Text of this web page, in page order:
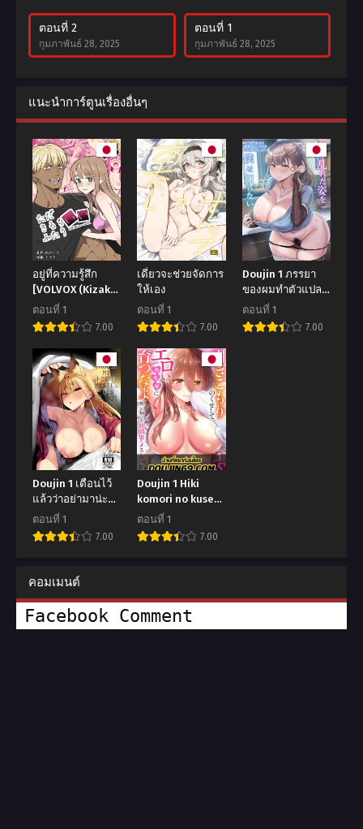
ตอนที่ 2
กุมภาพันธ์ 28, 2025
ตอนที่ 1
กุมภาพันธ์ 28, 2025
แนะนำการ์ตูนเรื่องอื่นๆ
อยู่ที่ความรู้สึก
[VOLVOX (Kizaki)]
Tada Kimochi Ii
Futari
ตอนที่ 1
7.00
เดี๋ยวจะช่วยจัดการ
ให้เอง
ตอนที่ 1
7.00
Doujin 1 ภรรยา
ของผมทำตัวแปลก
ไป [Fuzume]
Tsuma ga
Midareta Sugata
ตอนที่ 1
7.00
Doujin 1 เตือนไว้
แล้วว่าอย่ามาน่ะ
[Enokido]
Hatsujouki no
Shishou ga ”Kuru
Even though my
told me Not to
ตอนที่ 1
7.00
Doujin 1 Hiki
komori no kuse
shite, ero i
Karada ni
sodatsu na yo ~
mesu no kao
ตอนที่ 1
7.00
คอมเมนต์
Facebook Comment